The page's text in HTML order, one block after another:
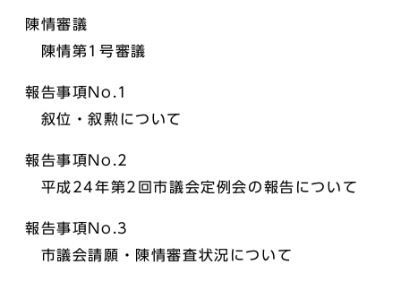
陳情審議
陳情第1号審議
報告事項No.1
叙位・叙勲について
報告事項No.2
平成24年第2回市議会定例会の報告について
報告事項No.3
市議会請願・陳情審査状況について